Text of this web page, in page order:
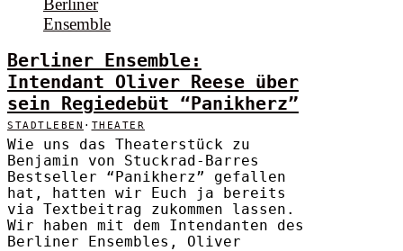
Berliner Ensemble:
Intendant Oliver Reese über
sein Regiedebüt “Panikherz”
STADTLEBEN · THEATER
Wie uns das Theaterstück zu
Benjamin von Stuckrad-Barres
Bestseller “Panikherz” gefallen
hat, hatten wir Euch ja bereits
via Textbeitrag zukommen lassen.
Wir haben mit dem Intendanten des
Berliner Ensembles, Oliver